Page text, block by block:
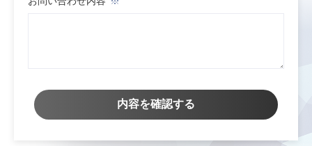
内容を確認する